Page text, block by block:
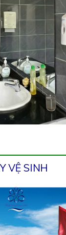
VỆ SINH